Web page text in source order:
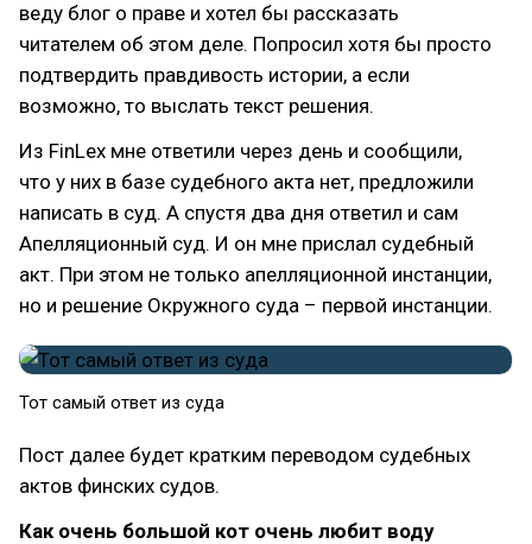
веду блог о праве и хотел бы рассказать
читателем об этом деле. Попросил хотя бы просто
подтвердить правдивость истории, а если
возможно, то выслать текст решения.
Из FinLex мне ответили через день и сообщили,
что у них в базе судебного акта нет, предложили
написать в суд. А спустя два дня ответил и сам
Апелляционный суд. И он мне прислал судебный
акт. При этом не только апелляционной инстанции,
но и решение Окружного суда – первой инстанции.
Тот самый ответ из суда
Пост далее будет кратким переводом судебных
актов финских судов.
Как очень большой кот очень любит воду